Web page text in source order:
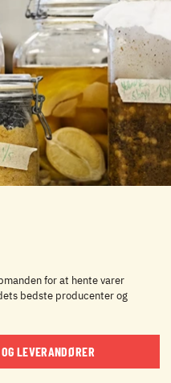
for at hente varer
bedste producenter og
LEVERANDØRER